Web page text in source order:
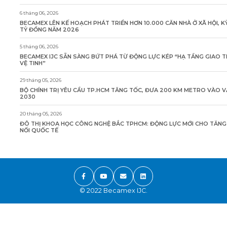
6 tháng 06, 2026
BECAMEX LÊN KẾ HOẠCH PHÁT TRIỂN HƠN 10.000 CĂN NHÀ Ở XÃ HỘI,
TỶ ĐỒNG NĂM 2026
5 tháng 06, 2026
BECAMEX IJC SẴN SÀNG BỨT PHÁ TỪ ĐỘNG LỰC KÉP “HẠ TẦNG GIAO
VỆ TINH”
29 tháng 05, 2026
BỘ CHÍNH TRỊ YÊU CẦU TP.HCM TĂNG TỐC, ĐƯA 200 KM METRO VÀO
2030
20 tháng 05, 2026
ĐÔ THỊ KHOA HỌC CÔNG NGHỆ BẮC TPHCM: ĐỘNG LỰC MỚI CHO
NỐI QUỐC TẾ
© 2022 Becamex IJC.